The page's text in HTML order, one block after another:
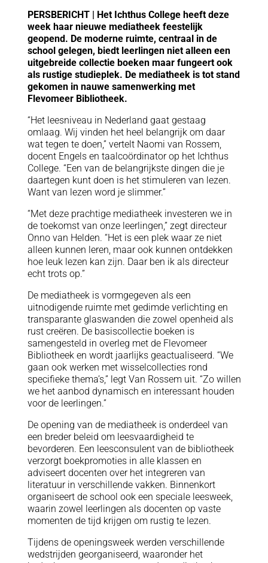
PERSBERICHT | Het Ichthus College heeft deze
week haar nieuwe mediatheek feestelijk
geopend. De moderne ruimte, centraal in de
school gelegen, biedt leerlingen niet alleen een
uitgebreide collectie boeken maar fungeert ook
als rustige studieplek. De mediatheek is tot stand
gekomen in nauwe samenwerking met
Flevomeer Bibliotheek.
“Het leesniveau in Nederland gaat gestaag
omlaag. Wij vinden het heel belangrijk om daar
wat tegen te doen,” vertelt Naomi van Rossem,
docent Engels en taalcoördinator op het Ichthus
College. “Een van de belangrijkste dingen die je
daartegen kunt doen is het stimuleren van lezen.
Want van lezen word je slimmer.”
“Met deze prachtige mediatheek investeren we in
de toekomst van onze leerlingen,” zegt directeur
Onno van Helden. “Het is een plek waar ze niet
alleen kunnen leren, maar ook kunnen ontdekken
hoe leuk lezen kan zijn. Daar ben ik als directeur
echt trots op.”
De mediatheek is vormgegeven als een
uitnodigende ruimte met gedimde verlichting en
transparante glaswanden die zowel openheid als
rust creëren. De basiscollectie boeken is
samengesteld in overleg met de Flevomeer
Bibliotheek en wordt jaarlijks geactualiseerd. “We
gaan ook werken met wisselcollecties rond
specifieke thema’s,” legt Van Rossem uit. “Zo willen
we het aanbod dynamisch en interessant houden
voor de leerlingen.”
De opening van de mediatheek is onderdeel van
een breder beleid om leesvaardigheid te
bevorderen. Een leesconsulent van de bibliotheek
verzorgt boekpromoties in alle klassen en
adviseert docenten over het integreren van
literatuur in verschillende vakken. Binnenkort
organiseert de school ook een speciale leesweek,
waarin zowel leerlingen als docenten op vaste
momenten de tijd krijgen om rustig te lezen.
Tijdens de openingsweek werden verschillende
wedstrijden georganiseerd, waaronder het